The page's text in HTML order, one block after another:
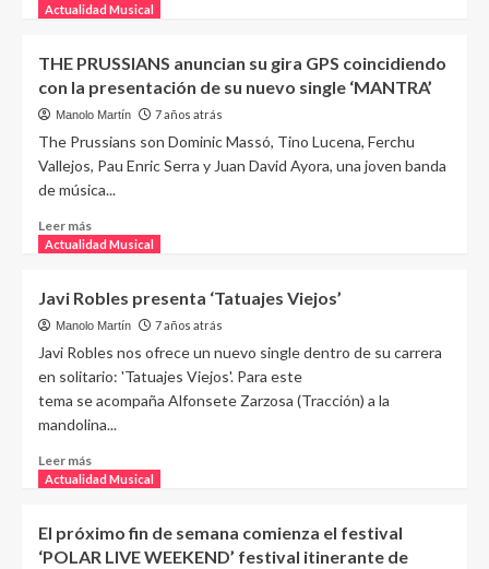
Actualidad Musical
THE PRUSSIANS anuncian su gira GPS coincidiendo
con la presentación de su nuevo single ‘MANTRA’
Manolo Martín 7 años atrás
The Prussians son Dominic Massó, Tino Lucena, Ferchu
Vallejos, Pau Enric Serra y Juan David Ayora, una joven banda
de música...
Leer más
Actualidad Musical
Javi Robles presenta ‘Tatuajes Viejos’
Manolo Martín 7 años atrás
Javi Robles nos ofrece un nuevo single dentro de su carrera
en solitario: 'Tatuajes Viejos'. Para este
tema se acompaña Alfonsete Zarzosa (Tracción) a la
mandolina...
Leer más
Actualidad Musical
El próximo fin de semana comienza el festival
‘POLAR LIVE WEEKEND’ festival itinerante de